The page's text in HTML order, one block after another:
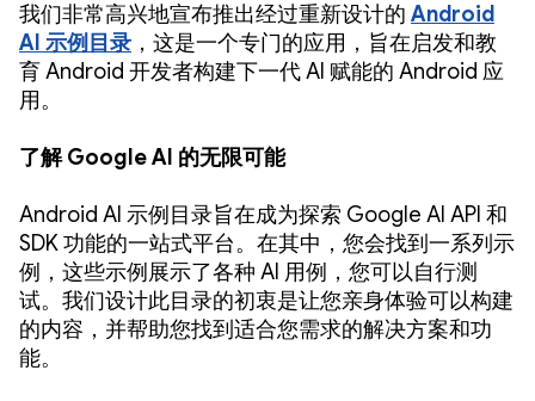
我们非常高兴地宣布推出经过重新设计的 Android
AI 示例目录 ，这是一个专门的应用，旨在启发和教
育 Android 开发者构建下一代 AI 赋能的 Android 应
用。
了解 Google AI 的无限可能
Android AI 示例目录旨在成为探索 Google AI API 和
SDK 功能的一站式平台。在其中，您会找到一系列示
例，这些示例展示了各种 AI 用例，您可以自行测
试。我们设计此目录的初衷是让您亲身体验可以构建
的内容，并帮助您找到适合您需求的解决方案和功
能。